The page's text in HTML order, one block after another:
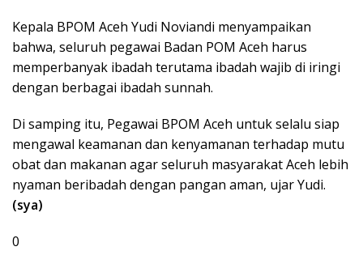
Kepala BPOM Aceh Yudi Noviandi menyampaikan
bahwa, seluruh pegawai Badan POM Aceh harus
memperbanyak ibadah terutama ibadah wajib di iringi
dengan berbagai ibadah sunnah.
Di samping itu, Pegawai BPOM Aceh untuk selalu siap
mengawal keamanan dan kenyamanan terhadap mutu
obat dan makanan agar seluruh masyarakat Aceh lebih
nyaman beribadah dengan pangan aman, ujar Yudi.
(sya)
0